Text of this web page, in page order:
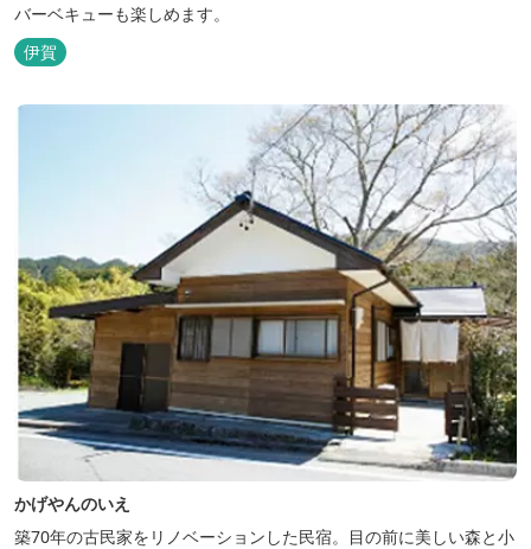
バーベキューも楽しめます。
伊賀
かげやんのいえ
築70年の古民家をリノベーションした民宿。目の前に美しい森と小